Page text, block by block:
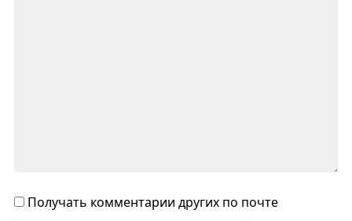
Получать комментарии других по почте